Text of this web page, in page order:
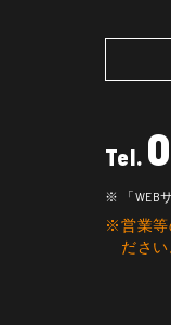
Tel.
「
営業
ださい